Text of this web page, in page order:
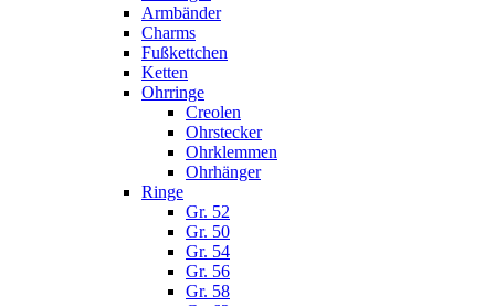
Armbänder
Charms
Fußkettchen
Ketten
Ohrringe
Creolen
Ohrstecker
Ohrklemmen
Ohrhänger
Ringe
Gr. 52
Gr. 50
Gr. 54
Gr. 56
Gr. 58